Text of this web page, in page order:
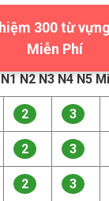
300 từ
Miễn Phí
N2 N3 N4 N5
2 3
2 3
2 3